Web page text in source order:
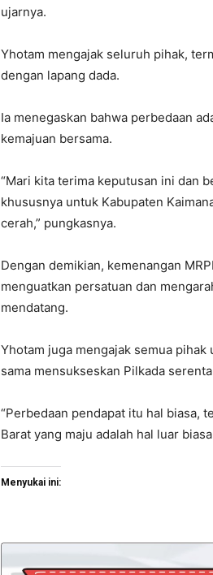
ujarnya.
Yhotam mengajak seluruh pihak,
dengan lapang dada.
Ia menegaskan bahwa perbedaan
kemajuan bersama.
“Mari kita terima keputusan ini dan
khususnya untuk Kabupaten
cerah,” pungkasnya.
Dengan demikian, kemenangan
menguatkan persatuan dan
mendatang.
Yhotam juga mengajak semua
sama mensukseskan Pilkada
“Perbedaan pendapat itu hal biasa,
Barat yang maju adalah hal luar
Menyukai ini: